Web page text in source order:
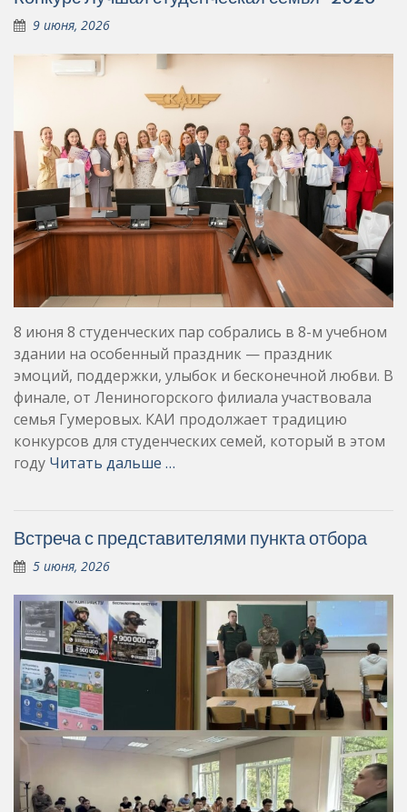
9 июня, 2026
8 июня 8 студенческих пар собрались в 8-м учебном
здании на особенный праздник — праздник
эмоций, поддержки, улыбок и бесконечной любви. В
финале, от Лениногорского филиала участвовала
семья Гумеровых. КАИ продолжает традицию
конкурсов для студенческих семей, который в этом
году Читать дальше …
Встреча с представителями пункта отбора
5 июня, 2026